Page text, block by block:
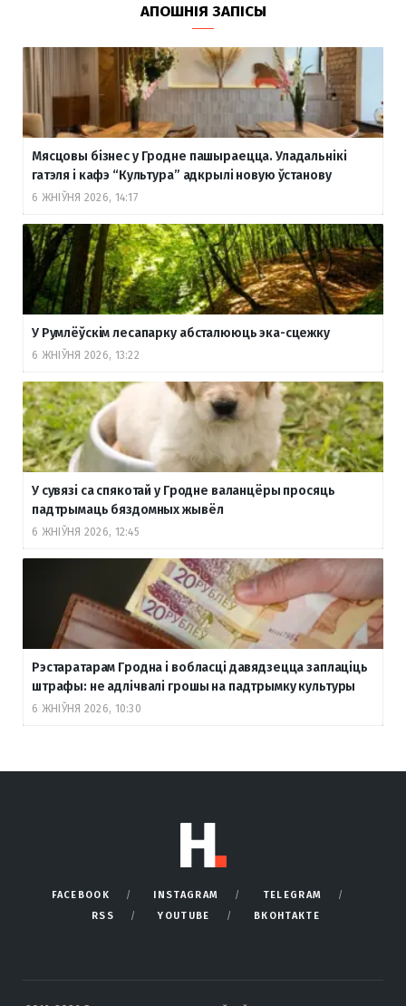
АПОШНІЯ ЗАПІСЫ
Мясцовы бізнес у Гродне пашыраецца. Уладальнікі
гатэля і кафэ “Культура” адкрылі новую ўстанову
6 ЖНІЎНЯ 2026, 14:17
У Румлёўскім лесапарку абсталююць эка-сцежку
6 ЖНІЎНЯ 2026, 13:22
У сувязі са спякотай у Гродне валанцёры просяць
падтрымаць бяздомных жывёл
6 ЖНІЎНЯ 2026, 12:45
Рэстаратарам Гродна і вобласці давядзецца заплаціць
штрафы: не адлічвалі грошы на падтрымку культуры
6 ЖНІЎНЯ 2026, 10:30
FACEBOOK INSTAGRAM
TELEGRAM
RSS
YOUTUBE ВКОНТАКТЕ